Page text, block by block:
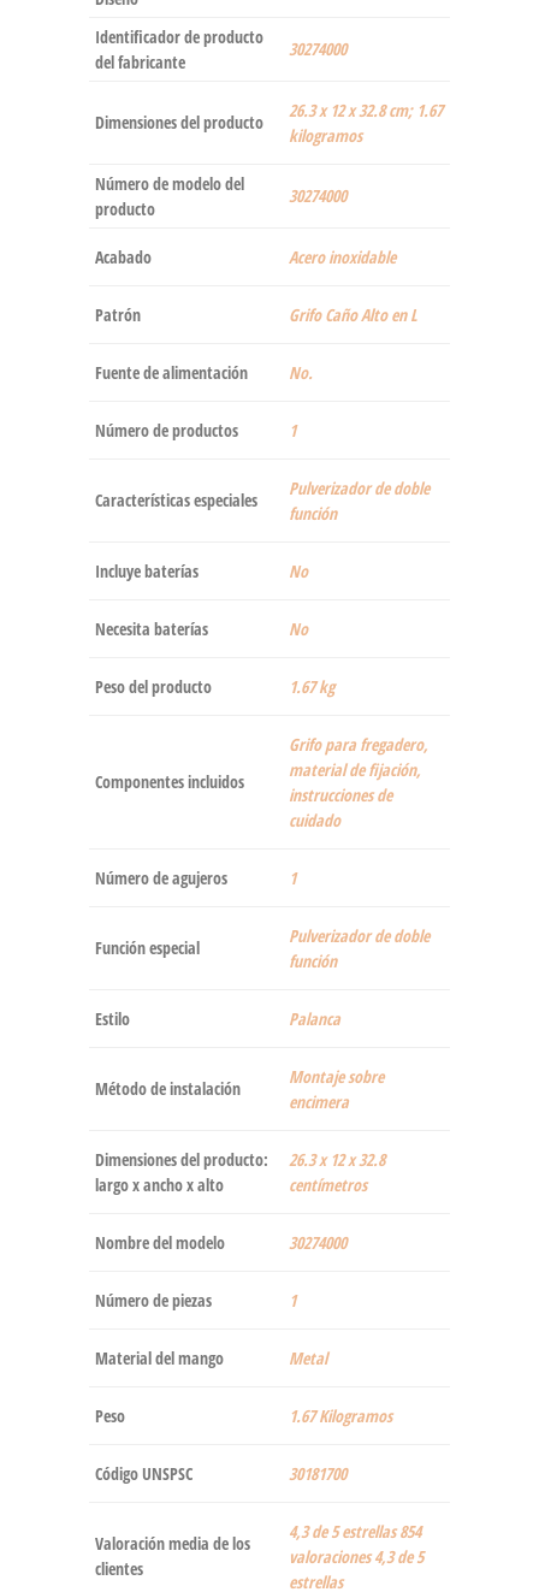
Identificador de producto
del fabricante
‎30274000
Dimensiones del producto
‎26.3 x 12 x 32.8 cm; 1.67
kilogramos
Número de modelo del
producto
‎30274000
Acabado ‎Acero inoxidable
Patrón ‎Grifo Caño Alto en L
Fuente de alimentación ‎No.
Número de productos ‎1
Características especiales
‎Pulverizador de doble
función
Incluye baterías ‎No
Necesita baterías ‎No
Peso del producto ‎1.67 kg
Componentes incluidos
‎Grifo para fregadero,
material de fijación,
instrucciones de
cuidado
Número de agujeros ‎1
Función especial
‎Pulverizador de doble
función
Estilo ‎Palanca
Método de instalación
‎Montaje sobre
encimera
Dimensiones del producto:
largo x ancho x alto
‎26.3 x 12 x 32.8
centímetros
Nombre del modelo ‎30274000
Número de piezas ‎1
Material del mango ‎Metal
Peso ‎1.67 Kilogramos
Código UNSPSC 30181700
Valoración media de los
clientes
4,3 de 5 estrellas 854
valoraciones 4,3 de 5
estrellas